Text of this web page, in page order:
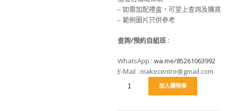
– 如需加配禮盒，可堂上查詢及購買
– 範例圖片只供參考
查詢/預約自組班:
WhatsApp : wa.me/85261063992
E-Mail : makecentre@gmail.com
加入購物車